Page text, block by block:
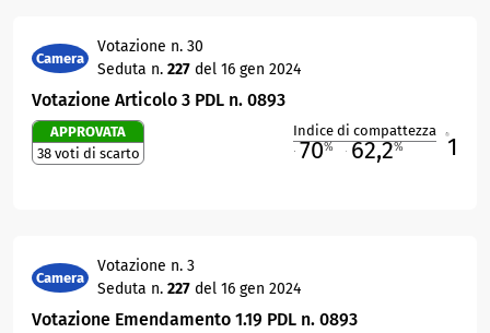
Camera
Votazione n. 30
Seduta n. 227 del 16 gen 2024
Votazione Articolo 3 PDL n. 0893
APPROVATA
38 voti di scarto
Indice di compattezza
70% 62,2% 1
Camera
Votazione n. 3
Seduta n. 227 del 16 gen 2024
Votazione Emendamento 1.19 PDL n. 0893